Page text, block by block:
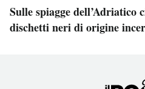
Sulle spiagge dell’Adriatico
dischetti neri di origine